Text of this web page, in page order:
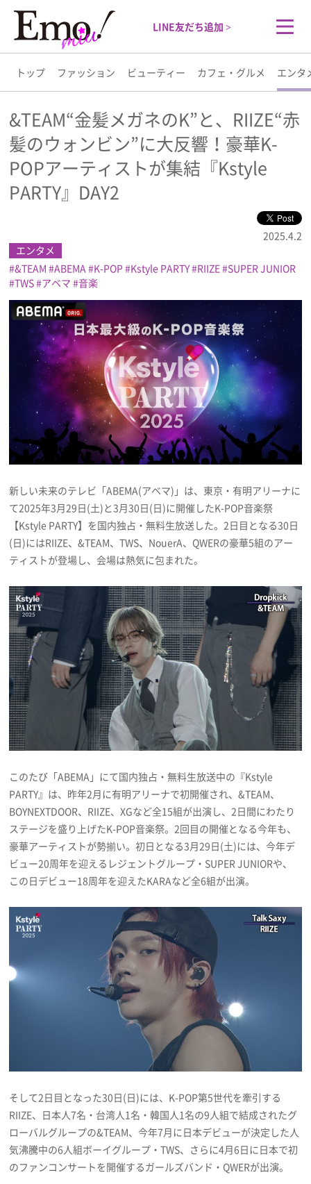
LINE友だち追加 >
トップ ファッション ビューティー カフェ・グルメ エンタ
トップ
ファッション
ビューティー
エンタメ
ライフスタイル
プレゼント
インタビュー
フィルム
ランキング
免責事項
プライバシーポリシー
利用規約
お問い合わせ
&TEAM“金髪メガネのK”と、RIIZE“赤
髪のウォンビン”に大反響！豪華K-
POPアーティストが集結『Kstyle
PARTY』DAY2
2025.4.2
エンタメ
&TEAM
ABEMA K-POP Kstyle PARTY RIIZE SUPER JUNIOR
TWS アベマ 音楽
新しい未来のテレビ「ABEMA(アベマ)」は、東京・有明アリーナに
て2025年3月29日(土)と3月30日(日)に開催したK-POP音楽祭
【Kstyle PARTY】を国内独占・無料生放送した。2日目となる30日
(日)にはRIIZE、&TEAM、TWS、NouerA、QWERの豪華5組のアー
ティストが登場し、会場は熱気に包まれた。
このたび「ABEMA」にて国内独占・無料生放送中の『Kstyle
PARTY』は、昨年2月に有明アリーナで初開催され、&TEAM、
BOYNEXTDOOR、RIIZE、XGなど全15組が出演し、2日間にわたり
ステージを盛り上げたK-POP音楽祭。2回目の開催となる今年も、
豪華アーティストが勢揃い。初日となる3月29日(土)には、今年デ
ビュー20周年を迎えるレジェントグループ・SUPER JUNIORや、
この日デビュー18周年を迎えたKARAなど全6組が出演。
そして2日目となった30日(日)には、K-POP第5世代を牽引する
RIIZE、日本人7名・台湾人1名・韓国人1名の9人組で結成されたグ
ローバルグループの&TEAM、今年7月に日本デビューが決定した人
気沸騰中の6人組ボーイグループ・TWS、さらに4月6日に日本で初
のファンコンサートを開催するガールズバンド・QWERが出演。